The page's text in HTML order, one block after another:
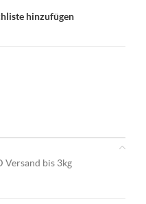
hinzufügen
Versand bis 3kg